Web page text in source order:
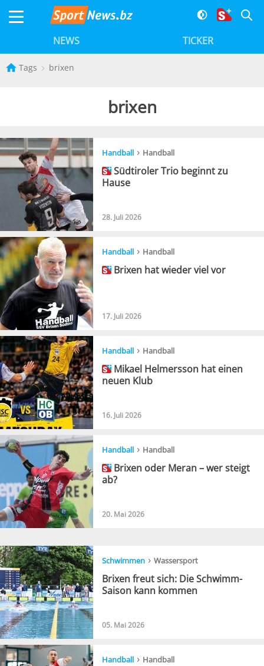
NEWS TICKER
Tags brixen
brixen
Handball › Handball
Südtiroler Trio beginnt zu
Hause
28. Juli 2026
Handball › Handball
Brixen hat wieder viel vor
17. Juli 2026
Handball › Handball
Mikael Helmersson hat einen
neuen Klub
16. Juli 2026
Handball › Handball
Brixen oder Meran – wer steigt
ab?
20. Mai 2026
Schwimmen › Wassersport
Brixen freut sich: Die Schwimm-
Saison kann kommen
05. Mai 2026
Handball › Handball